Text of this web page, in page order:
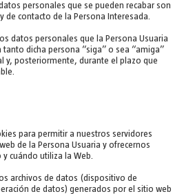
personales que se pueden recabar son
de contacto de la Persona Interesada.
datos personales que la Persona Usuaria
dicha persona “siga” o sea “amiga”
y, posteriormente, durante el plazo que
para permitir a nuestros servidores
de la Persona Usuaria y ofrecernos
cuándo utiliza la Web.
archivos de datos (dispositivo de
de datos) generados por el sitio web